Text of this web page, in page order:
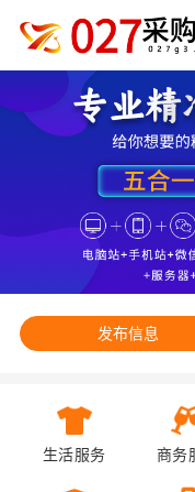
发布信息
生活服务 商务